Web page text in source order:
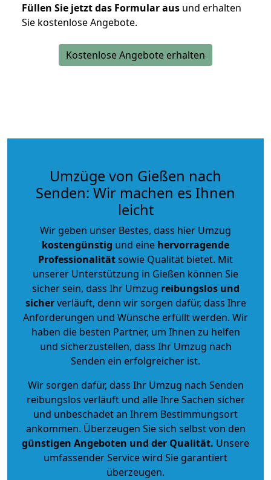
Füllen Sie jetzt das Formular aus und erhalten
Sie kostenlose Angebote.
Kostenlose Angebote erhalten
Umzüge von Gießen nach
Senden: Wir machen es Ihnen
leicht
Wir geben unser Bestes, dass hier Umzug
kostengünstig und eine hervorragende
Professionalitätsowie Qualität bietet. Mit
unserer Unterstützung in Gießen können Sie
sicher sein, dass Ihr Umzug reibungslos und
sicherverläuft, denn wir sorgen dafür, dass Ihre
Anforderungen und Wünsche erfüllt werden. Wir
haben die besten Partner, um Ihnen zu helfen
und sicherzustellen, dass Ihr Umzug nach
Senden ein erfolgreicher ist.
Wir sorgen dafür, dass Ihr Umzug nach Senden
reibungslos verläuft und alle Ihre Sachen sicher
und unbeschadet an Ihrem Bestimmungsort
ankommen. Überzeugen Sie sich selbst von den
günstigen Angeboten und der Qualität. Unsere
umfassender Service wird Sie garantiert
überzeugen.